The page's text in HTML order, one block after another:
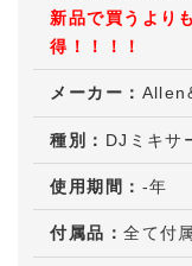
新品で買うよりも
得！！！！
メーカー：
種別： DJミキサ
使用期間： -年
付属品：全て付